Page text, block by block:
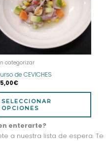
categorizar
de CEVICHES
€
SELECCIONAR
OPCIONES
enterarte?
a nuestra lista de espera. Te